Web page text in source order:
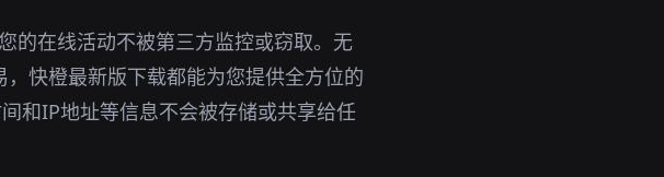
的在线活动不被第三方监控或窃取。无
快橙最新版下载都能为您提供全方位的
和IP地址等信息不会被存储或共享给任